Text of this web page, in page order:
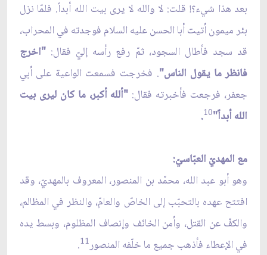
بعد هذا شيء؟! قلت: لا والله لا يرى بيت الله أبداً. فلمّا نزل
بئر ميمون أتيت أبا الحسن عليه السلام فوجدته في المحراب،
قد سجد فأطال السجود، ثمّ رفع رأسه إليّ فقال: "اخرج
فانظر ما يقول الناس". فخرجت فسمعت الواعية على أبي
جعفر، فرجعت فأخبرته فقال: "ألله أكبر، ما كان ليرى بيت
الله أبداً"10
.
مع المهديّ العبّاسيّ:
وهو أبو عبد الله، محمّد بن المنصور، المعروف بالمهديّ، وقد
افتتح عهده بالتحبّب إلى الخاصّ والعامّ، والنظر في المظالم،
والكفّ عن القتل، وأمن الخائف وإنصاف المظلوم، وبسط يده
في الإعطاء فأذهب جميع ما خلّفه المنصور11
.